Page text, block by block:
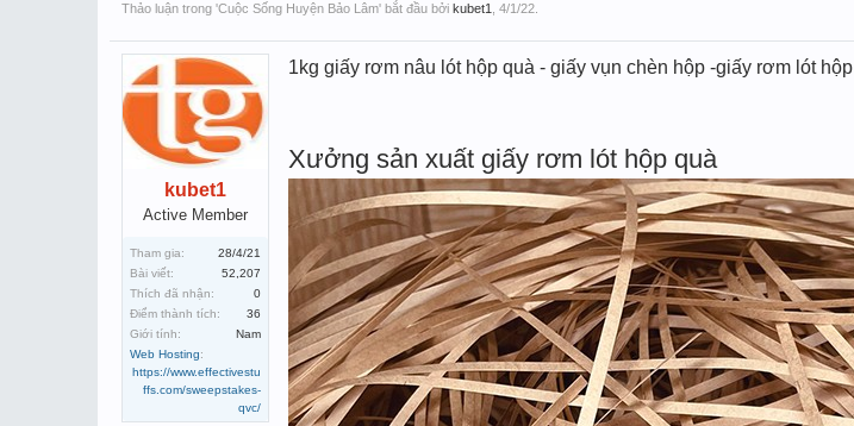
Thảo luận trong 'Cuộc Sống Huyện Bảo Lâm' bắt đầu bởi kubet1 4/1/22
kubet1
Active Member
Tham gia:
28/4/21
Bài viết:
52,207
Thích đã nhận:
0
Điểm thành tích:
36
Giới tính:
Nam
Web Hosting:
https://www.effectivestu
ffs.com/sweepstakes-
qvc/
1kg giấy rơm nâu lót hộp quà - giấy vụn chèn hộp -giấy rơm lót hộp
Xưởng sản xuất giấy rơm lót hộp quà